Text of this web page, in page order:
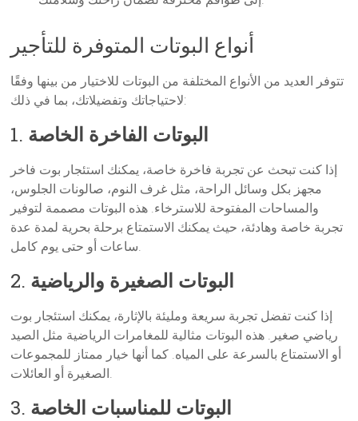
أنواع البوتات المتوفرة للتأجير
تتوفر العديد من الأنواع المختلفة من البوتات للاختيار من بينها وفقًا
لاحتياجاتك وتفضيلاتك، بما في ذلك:
1. البوتات الفاخرة الخاصة
إذا كنت تبحث عن تجربة فاخرة خاصة، يمكنك استئجار بوت فاخر
مجهز بكل وسائل الراحة، مثل غرف النوم، صالونات الجلوس،
والمساحات المفتوحة للاسترخاء. هذه البوتات مصممة لتوفير
تجربة خاصة وهادئة، حيث يمكنك الاستمتاع برحلة بحرية لمدة عدة
ساعات أو حتى يوم كامل.
2. البوتات الصغيرة والرياضية
إذا كنت تفضل تجربة سريعة ومليئة بالإثارة، يمكنك استئجار بوت
رياضي صغير. هذه البوتات مثالية للمغامرات الرياضية مثل الصيد
أو الاستمتاع بالسرعة على المياه. كما أنها خيار ممتاز للمجموعات
الصغيرة أو العائلات.
3. البوتات للمناسبات الخاصة